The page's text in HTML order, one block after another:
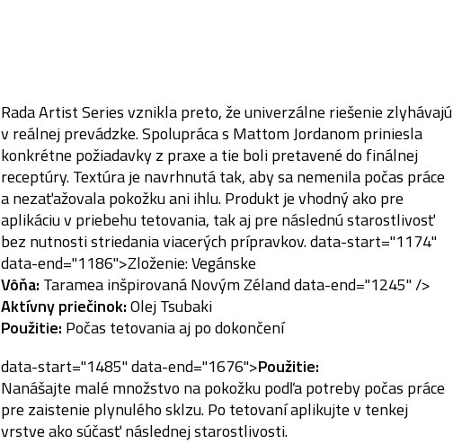
Rada Artist Series vznikla preto, že univerzálne riešenie zlyhávajú
v reálnej prevádzke. Spolupráca s Mattom Jordanom priniesla
konkrétne požiadavky z praxe a tie boli pretavené do finálnej
receptúry. Textúra je navrhnutá tak, aby sa nemenila počas práce
a nezaťažovala pokožku ani ihlu. Produkt je vhodný ako pre
aplikáciu v priebehu tetovania, tak aj pre následnú starostlivosť
bez nutnosti striedania viacerých prípravkov. data-start="1174"
data-end="1186">Zloženie: Vegánske
Vôňa: Taramea inšpirovaná Novým Zéland data-end="1245" />
Aktívny priečinok:Olej Tsubaki
Použitie: Počas tetovania aj po dokončení
data-start="1485" data-end="1676">Použitie:
Nanášajte malé množstvo na pokožku podľa potreby počas práce
pre zaistenie plynulého sklzu. Po tetovaní aplikujte v tenkej
vrstve ako súčasť následnej starostlivosti.